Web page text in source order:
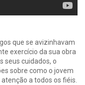
que se avizinhavam
exercício da sua obra
seus cuidados, o
sobre como o jovem
a todos os fiéis.